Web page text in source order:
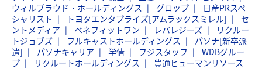
ウィルプラウド・ホールディングス
グロップ
日産PRスペ
シャリスト
トヨタエンタプライズ[アムラックスミレル]
セ
ントメディア
ベネフィットワン レバレジーズ
リクルー
トジョブズ
フルキャストホールディングス
パソナ[新卒派
遣]
パソナキャリア 学情 フジスタッフ
WDBグルー
プ
リクルートホールディングス 豊通ヒューマンリソース